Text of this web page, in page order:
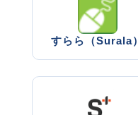
すらら（Surala）